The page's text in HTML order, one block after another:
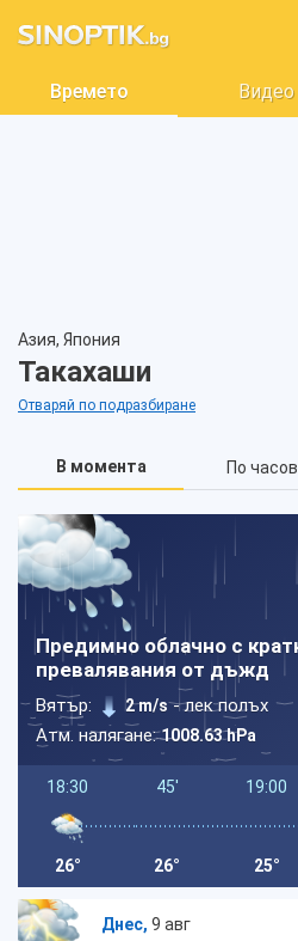
Времето Видео
Азия, Япония
Такахаши
Отваряй по подразбиране
В момента По
Предимно облачно с
превалявания от дъжд
Вятър: 2 m/s- лек полъх
Атм. налягане:1008.63 hPa
18:30
26°
45'
26°
19:00
25°
Днес, 9 авг